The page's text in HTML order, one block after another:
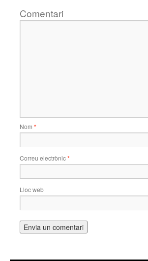
Comentari
Nom *
Correu electrònic*
Lloc web